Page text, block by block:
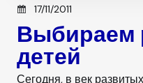
Posted on
17/11/2011
Выбираем
детей
Сегодня, в век